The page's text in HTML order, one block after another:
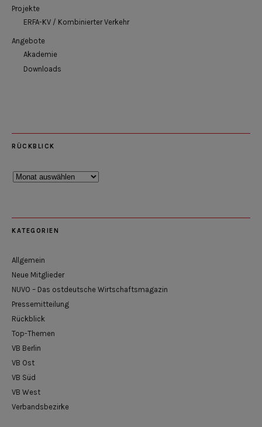
Projekte
ERFA-KV / Kombinierter Verkehr
Angebote
Akademie
Downloads
RÜCKBLICK
Rückblick
KATEGORIEN
Allgemein
Neue Mitglieder
NUVO – Das ostdeutsche Wirtschaftsmagazin
Pressemitteilung
Rückblick
Top-Themen
VB Berlin
VB Ost
VB Süd
VB West
Verbandsbezirke